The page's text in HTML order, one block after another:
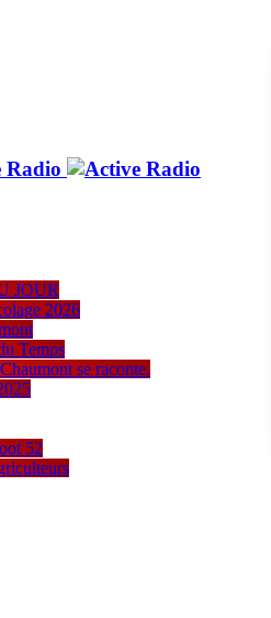
JOUR
2026
Temps
se raconte.
52